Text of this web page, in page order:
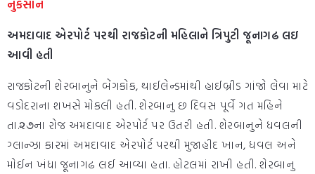
નુકસાન
અમદાવાદ એરપોર્ટ પરથી રાજકોટની મહિલાને ત્રિપુટી જૂનાગઢ લઇ
આવી હતી
રાજકોટની શેરબાનુને બેંગકોક, થાઈલેન્ડમાંથી હાઈબ્રીડ ગાંજો લેવા માટે
વડોદરાના શખસે મોકલી હતી. શેરબાનુ છ દિવસ પૂર્વે ગત મહિને
તા.૨૭ના રોજ અમદાવાદ એરપોર્ટ પર ઉતરી હતી. શેરબાનુને ધવલની
ગ્લાન્ઝા કારમાં અમદાવાદ એરપોર્ટ પરથી મુજાહીદ ખાન, ધવલ અને
મોઈન ખંધા જૂનાગઢ લઈ આવ્યા હતા. હોટલમાં રાખી હતી. શેરબાનુ